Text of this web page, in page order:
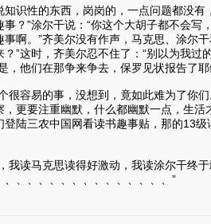
识性的东西，岗岗的，一点问题都没
？”涂尔干说：“你这个大胡子都不会
啊。”齐美尔没有作声，马克思、涂尔
”这时，齐美尔忍不住了：“别以为我
，他们在那争来争去，保罗见状报告了耶
很容易的事，没想到，竟如此难为了你
更要注重幽默，什么都幽默一点，生
陆三农中国网看读书趣事贴，那的13
我读马克思读得好激动，我读涂尔干终
、、、、、、、、、、、、、、”